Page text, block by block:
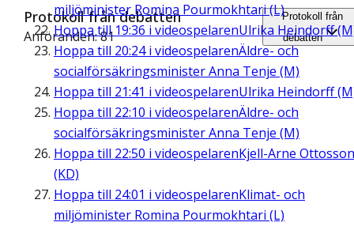
miljöminister Romina Pourmokhtari (L)
Hoppa till 19:36 i videospelarenUlrika Heindorff
Hoppa till 20:24i videospelarenÄldre- och
socialförsäkringsminister Anna Tenje (M)
Hoppa till 21:41 i videospelarenUlrika Heindorff
Hoppa till 22:10 i videospelarenÄldre- och
socialförsäkringsminister Anna Tenje (M)
Hoppa till 22:50 i videospelarenKjell-Arne Ottosson
(KD)
Hoppa till 24:01 i videospelarenKlimat- och
miljöminister Romina Pourmokhtari (L)
Protokoll från debatten
Anföranden: 81
Protokoll från
debatten